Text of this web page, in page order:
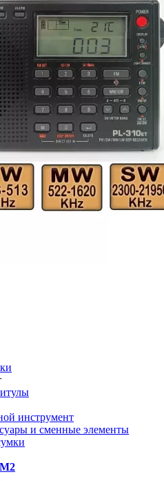
инструмент
и сменные элементы